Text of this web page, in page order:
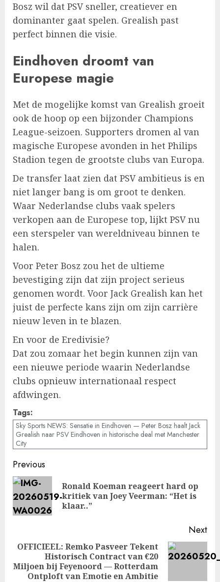
Bosz wil dat PSV sneller, creatiever en
dominanter gaat spelen. Grealish past
perfect binnen die visie.
Eindhoven droomt van
Europese magie
Met de mogelijke komst van Grealish groeit
ook de hoop op een bijzonder Champions
League-seizoen. Supporters dromen al van
magische Europese avonden in het Philips
Stadion tegen de grootste clubs van Europa.
De transfer laat zien dat PSV ambitieus is en
niet langer bang is om groot te denken.
Waar Nederlandse clubs vaak spelers
verkopen aan de Europese top, lijkt PSV nu
een sterspeler van wereldniveau binnen te
halen.
Voor Peter Bosz zou het de ultieme
bevestiging zijn dat zijn project serieus
genomen wordt. Voor Jack Grealish kan het
juist de perfecte kans zijn om zijn carrière
nieuw leven in te blazen.
En voor de Eredivisie?
Dat zou zomaar het begin kunnen zijn van
een nieuwe periode waarin Nederlandse
clubs opnieuw internationaal respect
afdwingen.
Tags:
Sky Sports NEWS: Sensatie in Eindhoven — Peter Bosz haalt Jack
Grealish naar PSV Eindhoven in historische deal met Manchester
City
Post
navigation
Previous
Ronald Koeman reageert hard op
kritiek van Joey Veerman: “Het is
klaar..”
Next
post:
OFFICIEEL: Remko Pasveer Tekent
Historisch Contract van €20
Miljoen bij Feyenoord — Rotterdam
Ontploft van Emotie en Ambitie